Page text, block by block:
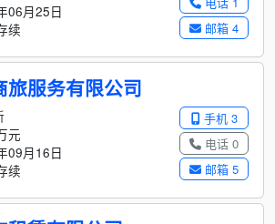
邮箱 4
06月25日
续
旅服务有限公司
手机 3
电话 0
邮箱 5
元
09月16日
续